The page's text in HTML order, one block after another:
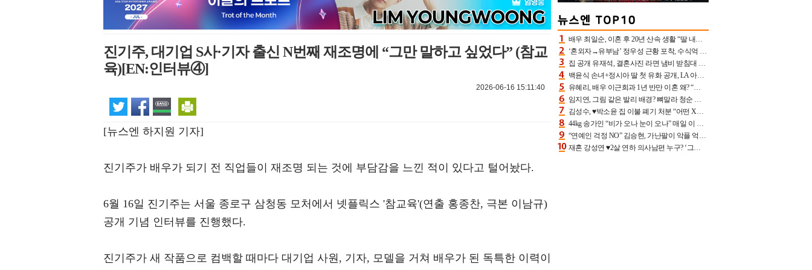
진기주, 대기업 S사·기자 출신 N번째 재조명에 “그만 말하고 싶었다” (참교
육)[EN:인터뷰④]
2026-06-16 15:11:40
[뉴스엔 하지원 기자]
진기주가 배우가 되기 전 직업들이 재조명 되는 것에 부담감을 느낀 적이 있다고 털어놨다.
6월 16일 진기주는 서울 종로구 삼청동 모처에서 넷플릭스 '참교육'(연출 홍종찬, 극본 이남규)
공개 기념 인터뷰를 진행했다.
진기주가 새 작품으로 컴백할 때마다 대기업 사원, 기자, 모델을 거쳐 배우가 된 독특한 이력이
배우 최일순, 이혼 후 20년 산속 생활 “딸 내가 버렸다고 원망‥맘 아파”(특종)[어제TV]
‘혼외자→유부남’ 정우성 근황 포착, 수식억 해킹 피해 후배 만났다 “존경하는”
집 공개 유재석, 결혼사진 라면 냄비 받침대 되고 분노‥가족사진도 피해(놀뭐)[어제TV]
백윤식 손녀+정시아 딸 첫 유화 공개, LA 아트쇼→서울국제조각페스타 작가다운 수준급 실력
유혜리, 배우 이근희과 1년 반만 이혼 왜? “식칼 꽂고 의자 던져” 충격 폭로(특종)[어제TV]
임지연, 그림 같은 발리 배경? 뼈말라 청순 비키니 핏에 상대 안 되네
김성수, ♥박소윤 집 이불 폐기 처분 “어떤 X이랑 썼을지 몰라” 질투(신랑수업2)[어제TV]
44kg 송가인 “비가 오나 눈이 오나” 매일 이 운동, 허벅지 근육량 상승+체지방 감소
“연예인 걱정 NO” 김승현, 가난팔이 악플 억울할만‥아내+딸과 日 여행
재혼 강성연 ♥2살 연하 의사남편 누구? ‘그알’ 자문의에 훈남 비주얼 초엘리트 스펙 [종합]